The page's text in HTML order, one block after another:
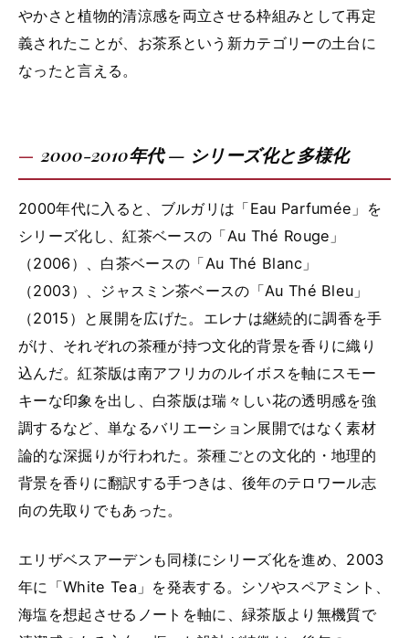
やかさと植物的清涼感を両立させる枠組みとして再定
義されたことが、お茶系という新カテゴリーの土台に
なったと言える。
2000-2010年代 — シリーズ化と多様化
2000年代に入ると、ブルガリは「Eau Parfumée」を
シリーズ化し、紅茶ベースの「Au Thé Rouge」
（2006）、白茶ベースの「Au Thé Blanc」
（2003）、ジャスミン茶ベースの「Au Thé Bleu」
（2015）と展開を広げた。エレナは継続的に調香を手
がけ、それぞれの茶種が持つ文化的背景を香りに織り
込んだ。紅茶版は南アフリカのルイボスを軸にスモー
キーな印象を出し、白茶版は瑞々しい花の透明感を強
調するなど、単なるバリエーション展開ではなく素材
論的な深掘りが行われた。茶種ごとの文化的・地理的
背景を香りに翻訳する手つきは、後年のテロワール志
向の先取りでもあった。
エリザベスアーデンも同様にシリーズ化を進め、2003
年に「White Tea」を発表する。シソやスペアミント、
海塩を想起させるノートを軸に、緑茶版より無機質で